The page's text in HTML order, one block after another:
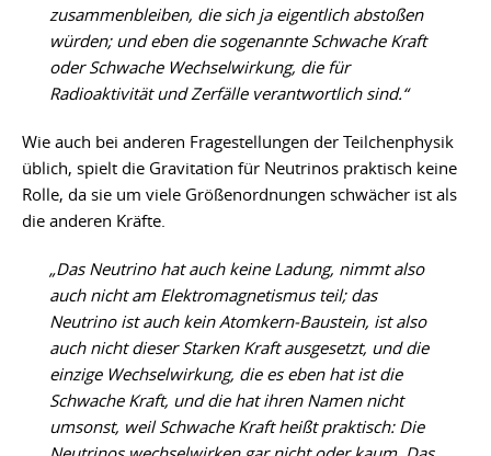
zusammenbleiben, die sich ja eigentlich abstoßen
würden; und eben die sogenannte Schwache Kraft
oder Schwache Wechselwirkung, die für
Radioaktivität und Zerfälle verantwortlich sind.“
Wie auch bei anderen Fragestellungen der Teilchenphysik
üblich, spielt die Gravitation für Neutrinos praktisch keine
Rolle, da sie um viele Größenordnungen schwächer ist als
die anderen Kräfte.
„Das Neutrino hat auch keine Ladung, nimmt also
auch nicht am Elektromagnetismus teil; das
Neutrino ist auch kein Atomkern-Baustein, ist also
auch nicht dieser Starken Kraft ausgesetzt, und die
einzige Wechselwirkung, die es eben hat ist die
Schwache Kraft, und die hat ihren Namen nicht
umsonst, weil Schwache Kraft heißt praktisch: Die